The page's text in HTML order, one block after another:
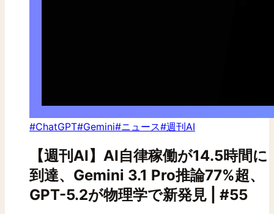
#ChatGPT#Gemini#ニュース#週刊AI
【週刊AI】AI自律稼働が14.5時間に
到達、Gemini 3.1 Pro推論77%超、
GPT-5.2が物理学で新発見 | #55